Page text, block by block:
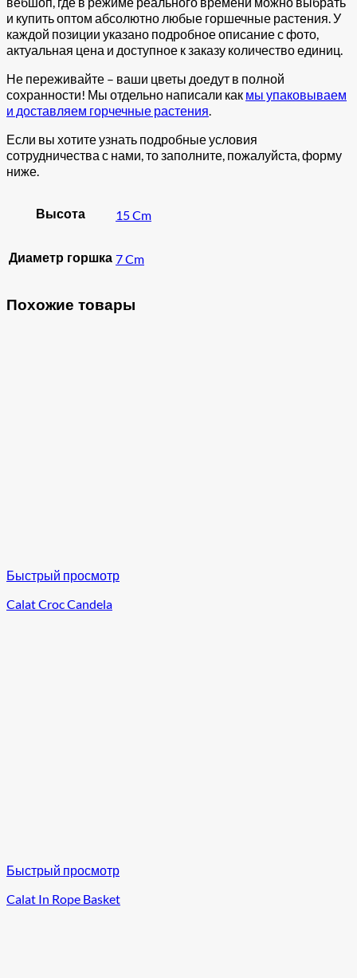
и купить оптом абсолютно любые горшечные растения. У
каждой позиции указано подробное описание с фото,
актуальная цена и доступное к заказу количество единиц.
Не переживайте – ваши цветы доедут в полной
сохранности! Мы отдельно написали как мы упаковываем
и доставляем горчечные растения.
Если вы хотите узнать подробные условия
сотрудничества с нами, то заполните, пожалуйста, форму
ниже.
Высота 15 Cm
Диаметр горшка 7 Cm
Похожие товары
Быстрый просмотр
Calat Croc Candela
Быстрый просмотр
Calat In Rope Basket